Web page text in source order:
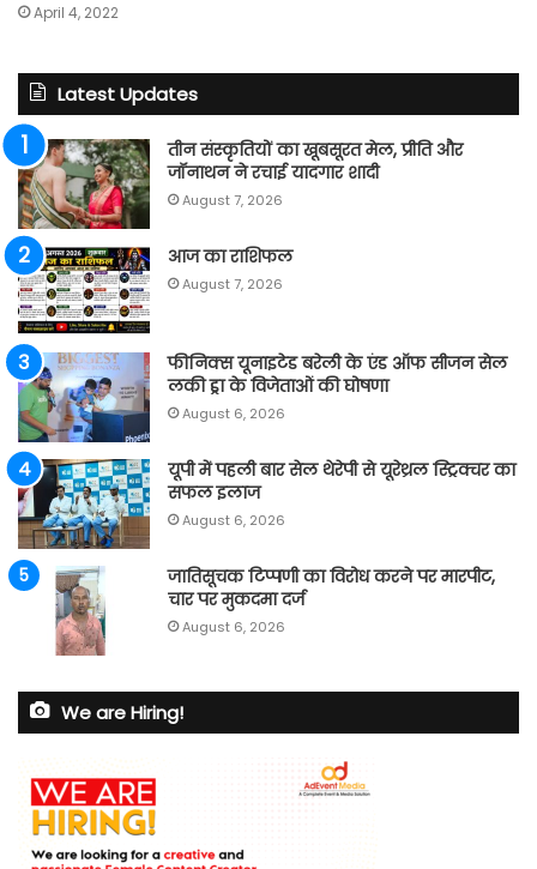
April 4, 2022
Latest Updates
तीन संस्कृतियों का खूबसूरत मेल, प्रीति और
जॉनाथन ने रचाई यादगार शादी
August 7, 2026
आज का राशिफल
August 7, 2026
फीनिक्स यूनाइटेड बरेली के एंड ऑफ सीजन सेल
लकी ड्रा के विजेताओं की घोषणा
August 6, 2026
यूपी में पहली बार सेल थेरेपी से यूरेथ्रल स्ट्रिक्चर का
सफल इलाज
August 6, 2026
जातिसूचक टिप्पणी का विरोध करने पर मारपीट,
चार पर मुकदमा दर्ज
August 6, 2026
We are Hiring!